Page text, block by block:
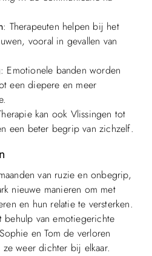
: Therapeuten helpen bij het
vooral in gevallen van
: Emotionele banden worden
een diepere en meer
kan ook Vlissingen tot
een beter begrip van zichzelf.
van ruzie en onbegrip,
nieuwe manieren om met
en hun relatie te versterken.
behulp van emotiegerichte
en Tom de verloren
weer dichter bij elkaar.